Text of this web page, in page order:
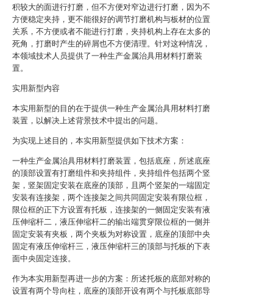
积较大的面进行打磨，但不方便对窄边进行打磨，因为不
方便稳定夹持，更不能很好的调节打磨机构与板材的位置
关系，不方便或者不能进行打磨，夹持机构上存在太多的
死角，打磨时产生的碎屑也不方便清理。针对这种情况，
本领域技术人员提供了一种生产金属治具用材料打磨装
置。
实用新型内容
本实用新型的目的在于提供一种生产金属治具用材料打磨
装置，以解决上述背景技术中提出的问题。
为实现上述目的，本实用新型提供如下技术方案：
一种生产金属治具用材料打磨装置，包括底座，所述底座
的顶部设置有打磨组件和夹持组件，夹持组件包括两个竖
架，竖架固定安装在底座的顶部，且两个竖架的一端固定
安装有连接架，两个连接架之间共同固定安装有限位框，
限位框的正下方设置有托板，连接架的一侧固定安装有液
压伸缩杆二，液压伸缩杆二的输出端贯穿限位框的一侧并
固定安装有夹板，两个夹板为对称设置，底座的顶部中央
固定有液压伸缩杆三，液压伸缩杆三的顶部与托板的下表
面中央固定连接。
作为本实用新型再进一步的方案：所述托板的底部对称的
设置有两个导向柱，底座的顶部开设有两个与托板底部导